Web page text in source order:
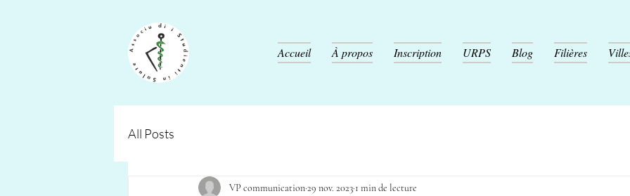
Accueil À propos Inscription URPS Blog Filières
All Posts
VP communication29 nov. 2023 1 min de lecture